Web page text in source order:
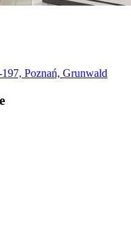
Poznań, Grunwald